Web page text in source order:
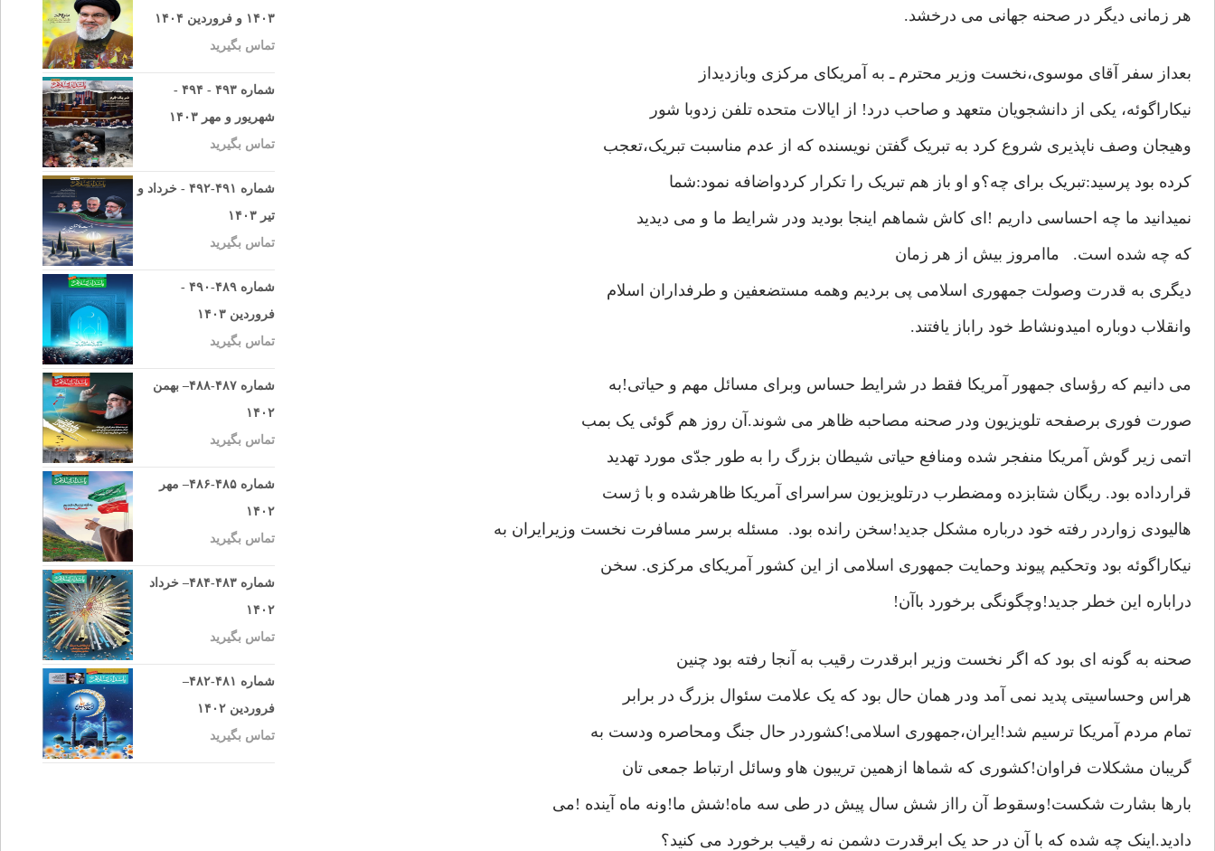
هر زمانی دیگر در صحنه جهانی می درخشد.
بعداز سفر آقای موسوی،نخست وزیر محترم ـ به آمریکای مرکزی وبازدیداز
نیکاراگوئه، یکی از دانشجویان متعهد و صاحب درد! از ایالات متحده تلفن زدوبا شور
وهیجان وصف ناپذیری شروع کرد به تبریک گفتن نویسنده که از عدم مناسبت تبریک،تعجب
کرده بود پرسید:تبریک برای چه؟و او باز هم تبریک را تکرار کردواضافه نمود:شما
نمیدانید ما چه احساسی داریم !ای کاش شماهم اینجا بودید ودر شرایط ما و می دیدید
که چه شده است. ماامروز بیش از هر زمان
دیگری به قدرت وصولت جمهوری اسلامی پی بردیم وهمه مستضعفین و طرفداران اسلام
وانقلاب دوباره امیدونشاط خود راباز یافتند.
می دانیم که رؤسای جمهور آمریکا فقط در شرایط حساس وبرای مسائل مهم و حیاتی!به
صورت فوری برصفحه تلویزیون ودر صحنه مصاحبه ظاهر می شوند.آن روز هم گوئی یک بمب
اتمی زیر گوش آمریکا منفجر شده ومنافع حیاتی شیطان بزرگ را به طور جدّی مورد تهدید
قرارداده بود. ریگان شتابزده ومضطرب درتلویزیون سراسرای آمریکا ظاهرشده و با ژست
هالیودی زواردر رفته خود درباره مشکل جدید!سخن رانده بود. مسئله برسر مسافرت نخست وزیرایران به
نیکاراگوئه بود وتحکیم پیوند وحمایت جمهوری اسلامی از این کشور آمریکای مرکزی. سخن
دراباره این خطر جدید!وچگونگی برخورد باآن!
صحنه به گونه ای بود که اگر نخست وزیر ابرقدرت رقیب به آنجا رفته بود چنین
هراس وحساسیتی پدید نمی آمد ودر همان حال بود که یک علامت سئوال بزرگ در برابر
تمام مردم آمریکا ترسیم شد!ایران،جمهوری اسلامی!کشوردر حال جنگ ومحاصره ودست به
گریبان مشکلات فراوان!کشوری که شماها ازهمین تریبون هاو وسائل ارتباط جمعی تان
بارها بشارت شکست!وسقوط آن رااز شش سال پیش در طی سه ماه!شش ما!ونه ماه آینده !می
دادید.اینک چه شده که با آن در حد یک ابرقدرت دشمن نه رقیب برخورد می کنید؟
۱۴۰۳ و فروردین ۱۴۰۴
تماس بگیرید
شماره ۴۹۳ - ۴۹۴ -
شهریور و مهر ۱۴۰۳
تماس بگیرید
شماره ۴۹۱-۴۹۲ - خرداد و
تیر ۱۴۰۳
تماس بگیرید
شماره ۴۸۹-۴۹۰ -
فروردین ۱۴۰۳
تماس بگیرید
شماره ۴۸۷-۴۸۸– بهمن
۱۴۰۲
تماس بگیرید
شماره ۴۸۵-۴۸۶– مهر
۱۴۰۲
تماس بگیرید
شماره ۴۸۳-۴۸۴– خرداد
۱۴۰۲
تماس بگیرید
شماره ۴۸۱-۴۸۲–
فروردین ۱۴۰۲
تماس بگیرید